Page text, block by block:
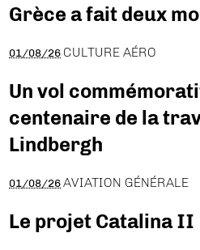
Grèce a fait deux
01/08/26 CULTURE AÉRO
Un vol
centenaire de la
Lindbergh
01/08/26 AVIATION GÉNÉRALE
Le projet Catalina II